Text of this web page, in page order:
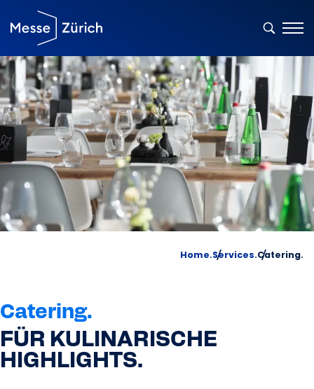
Home.Services.Catering.
Catering.
FÜR KULINARISCHE
HIGHLIGHTS.